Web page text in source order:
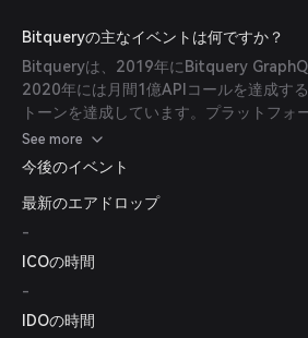
Bitqueryの主なイベントは何ですか？
Bitqueryは、2019年にBitquery
2020年には月間1億APIコールを達成す
トーンを達成しています。プラットフォ
のサポート拡大とデータ分析機能の強化
See more
今後のイベント
最新のエアドロップ
-
ICOの時間
-
IDOの時間